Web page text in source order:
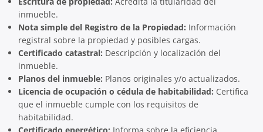
inmueble.
Nota simple del Registro de la Propiedad: Información
registral sobre la propiedad y posibles cargas.
Certificado catastral: Descripción y localización del
inmueble.
Planos del inmueble: Planos originales y/o actualizados.
Licencia de ocupación o cédula de habitabilidad: Certifica
que el inmueble cumple con los requisitos de
habitabilidad.